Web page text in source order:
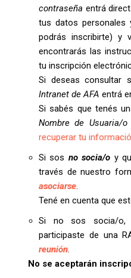
contraseña entrá
tus datos personales
podrás inscribirte) y
encontrarás las
tu inscripción
Si deseas consultar
Intranet de AFA entrá
Si sabés que tenés
Nombre de Usuaria/o
recuperar tu
Si sos no socia/o y
través de nuestro
asociarse.
Tené en cuenta que
Si no sos socia/
participaste de una
reunión.
No se aceptarán